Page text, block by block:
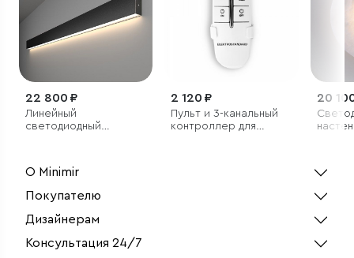
22 800 ₽
Линейный
светодиодный
25Вт 4200К черный
2 120 ₽
Пульт и 3-канальный
контроллер для
20
О Minimir
Покупателю
Дизайнерам
Консультация 24/7